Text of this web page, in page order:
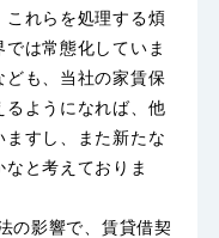
これらを処理する煩
は常態化していま
ども、当社の家賃保
るようになれば、他
すし、また新たな
と考えておりま
の影響で、賃貸借契